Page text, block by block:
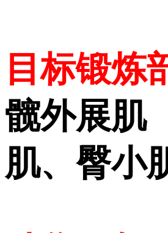
目标锻炼
髋外展肌
肌、臀小